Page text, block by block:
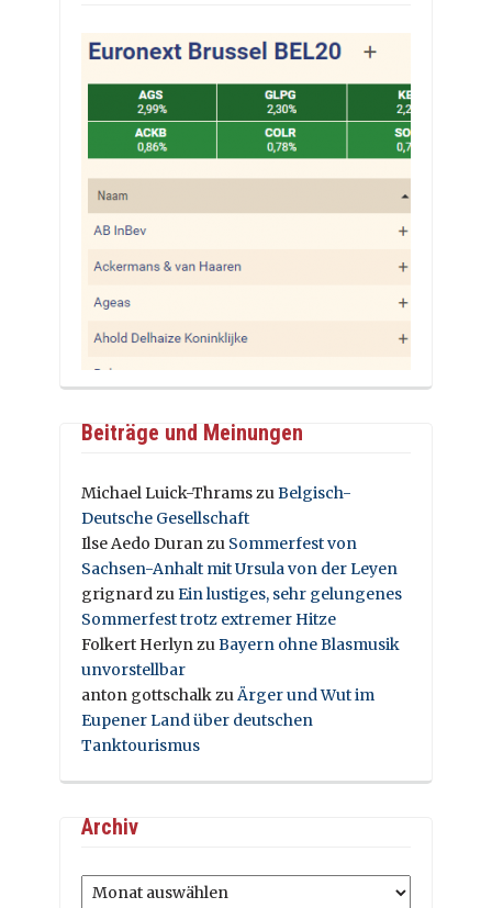
Beiträge und Meinungen
Michael Luick-ThramszuBelgisch-
Deutsche Gesellschaft
Ilse Aedo Duranzu Sommerfest von
Sachsen-Anhalt mit Ursula von der Leyen
grignardzuEin lustiges, sehr gelungenes
Sommerfest trotz extremer Hitze
Folkert HerlynzuBayern ohne Blasmusik
unvorstellbar
anton gottschalkzuÄrger und Wut im
Eupener Land über deutschen
Tanktourismus
Archiv
Archiv